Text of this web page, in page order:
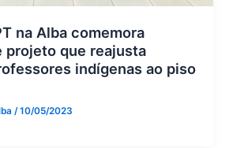
na Alba comemora
projeto que reajusta
indígenas ao piso
/10/05/2023